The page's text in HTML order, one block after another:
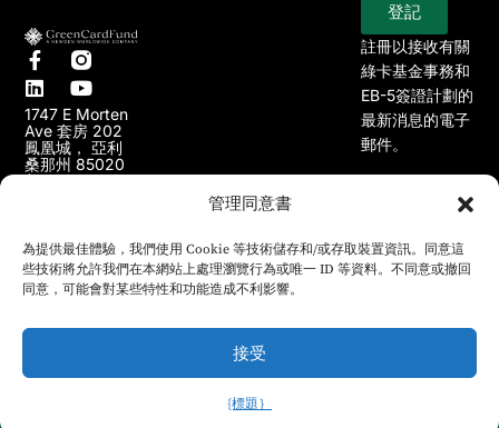
管理同意書
為提供最佳體驗，我們使用 Cookie 等技術儲存和/或存取裝置資訊。同意這
些技術將允許我們在本網站上處理瀏覽行為或唯一 ID 等資料。不同意或撤回
同意，可能會對某些特性和功能造成不利影響。
接受
{標題｝
1747 E Morten
Ave 套房 202
鳳凰城， 亞利
桑那州 85020
美國
(e):
info@greencardfund.com
登記
註冊以接收有關
綠卡基金事務和
EB-5簽證計劃的
最新消息的電子
郵件。
© 2024 版權所有綠卡基金。保留所有權利。